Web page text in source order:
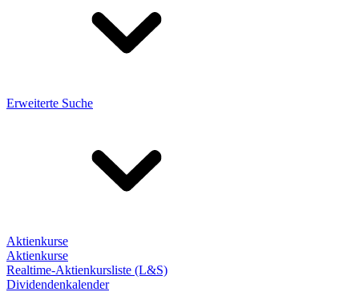
Erweiterte Suche
Aktienkurse
Aktienkurse
Realtime-Aktienkursliste (L&S)
Dividendenkalender